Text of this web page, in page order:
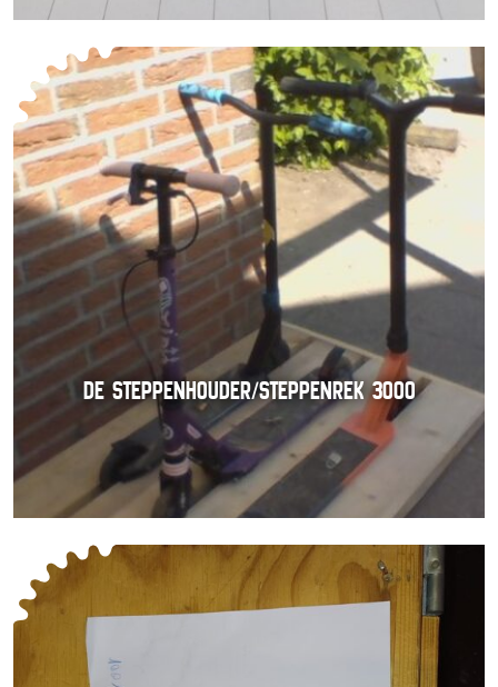
DE STEPPENHOUDER/STEPPENREK 3000